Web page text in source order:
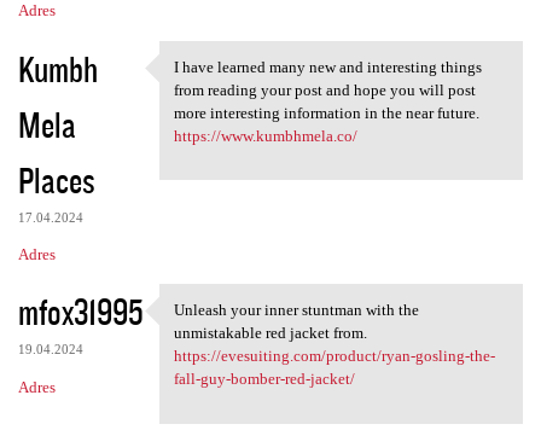
Adres
Kumbh
Mela
Places
17.04.2024
Adres
I have learned many new and
I have learned many new and interesting things
from reading your post and hope you will post
more interesting information in the near future.
https://www.kumbhmela.co/
mfox31995
19.04.2024
Adres
Unleash your inner stuntman
Unleash your inner stuntman with the
unmistakable red jacket from.
https://evesuiting.com/product/ryan-gosling-the-
fall-guy-bomber-red-jacket/